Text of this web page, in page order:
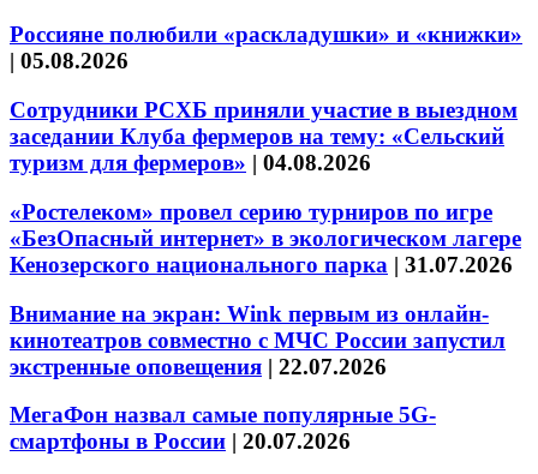
Россияне полюбили «раскладушки» и «книжки»
| 05.08.2026
Сотрудники РСХБ приняли участие в выездном
заседании Клуба фермеров на тему: «Сельский
туризм для фермеров» | 04.08.2026
«Ростелеком» провел серию турниров по игре
«БезОпасный интернет» в экологическом лагере
Кенозерского национального парка | 31.07.2026
Внимание на экран: Wink первым из онлайн-
кинотеатров совместно с МЧС России запустил
экстренные оповещения | 22.07.2026
МегаФон назвал самые популярные 5G-
смартфоны в России | 20.07.2026